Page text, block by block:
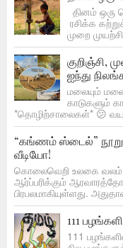
தினம் ஒரு
ரசிக்க
முறை
குறிஞ்சி,
ஐந்து
மலையும் மலை
காடுகளும்
*தொழிற்சாலைகள்* 😕
“கங்ணம் ஸ்டைல்”
வீடியோ!
கொலைவெறி உலகை வலம்
ஆர்ப்பரிக்கும்
பிரபலமாகியுள்ளது.
111
111